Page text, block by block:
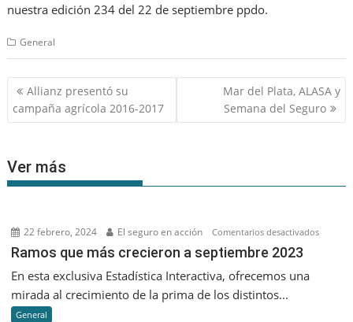
nuestra edición 234 del 22 de septiembre ppdo.
General
Navegación
de
entradas
Allianz presentó su
campaña agrícola 2016-2017
Mar del Plata, ALASA y
Semana del Seguro
Ver más
22 febrero, 2024 El seguro en acción Comentarios desactivadosen
Ramos que más crecieron a septiembre 2023
En esta exclusiva Estadística Interactiva, ofrecemos una
mirada al crecimiento de la prima de los distintos...
General